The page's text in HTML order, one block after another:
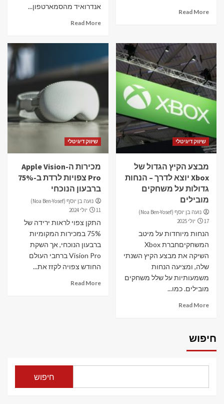
Read More
אנדרואיד מהסמארטפון...
Read More
שיווק דיגיטלי
מבצע הקיץ הגדול של
Xbox יוצא לדרך – הנחות
גדולות על משחקים
מובילים
נועה בן יוסף (Noa Ben-Yosef)
17 יולי 2025
הנחות מיוחדות על מיטב
המשחקיםחברת Xbox
השיקה את מבצע הקיץ השנתי
שלה, ומציעה הנחות
משמעותיות על שלל משחקים
מובילים. כמו...
Read More
שיווק דיגיטלי
מכירות ה-Apple Vision
Pro צפויות לרדת ב-75%
ברבעון הנוכחי
נועה בן יוסף (Noa Ben-Yosef)
11 יולי 2024
התקן צפוי לראות ירידה של
75% במכירות המקומיות
ברבעון הנוכחי, אך השקת
Vision Pro ברחבי העולם
החודש צפויה לקזז את...
Read More
חיפוש
חיפוש